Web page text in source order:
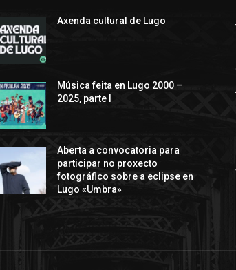
Axenda cultural de Lugo
Música feita en Lugo 2000 –
2025, parte I
Aberta a convocatoria para
participar no proxecto
fotográfico sobre a eclipse en
Lugo «Umbra»